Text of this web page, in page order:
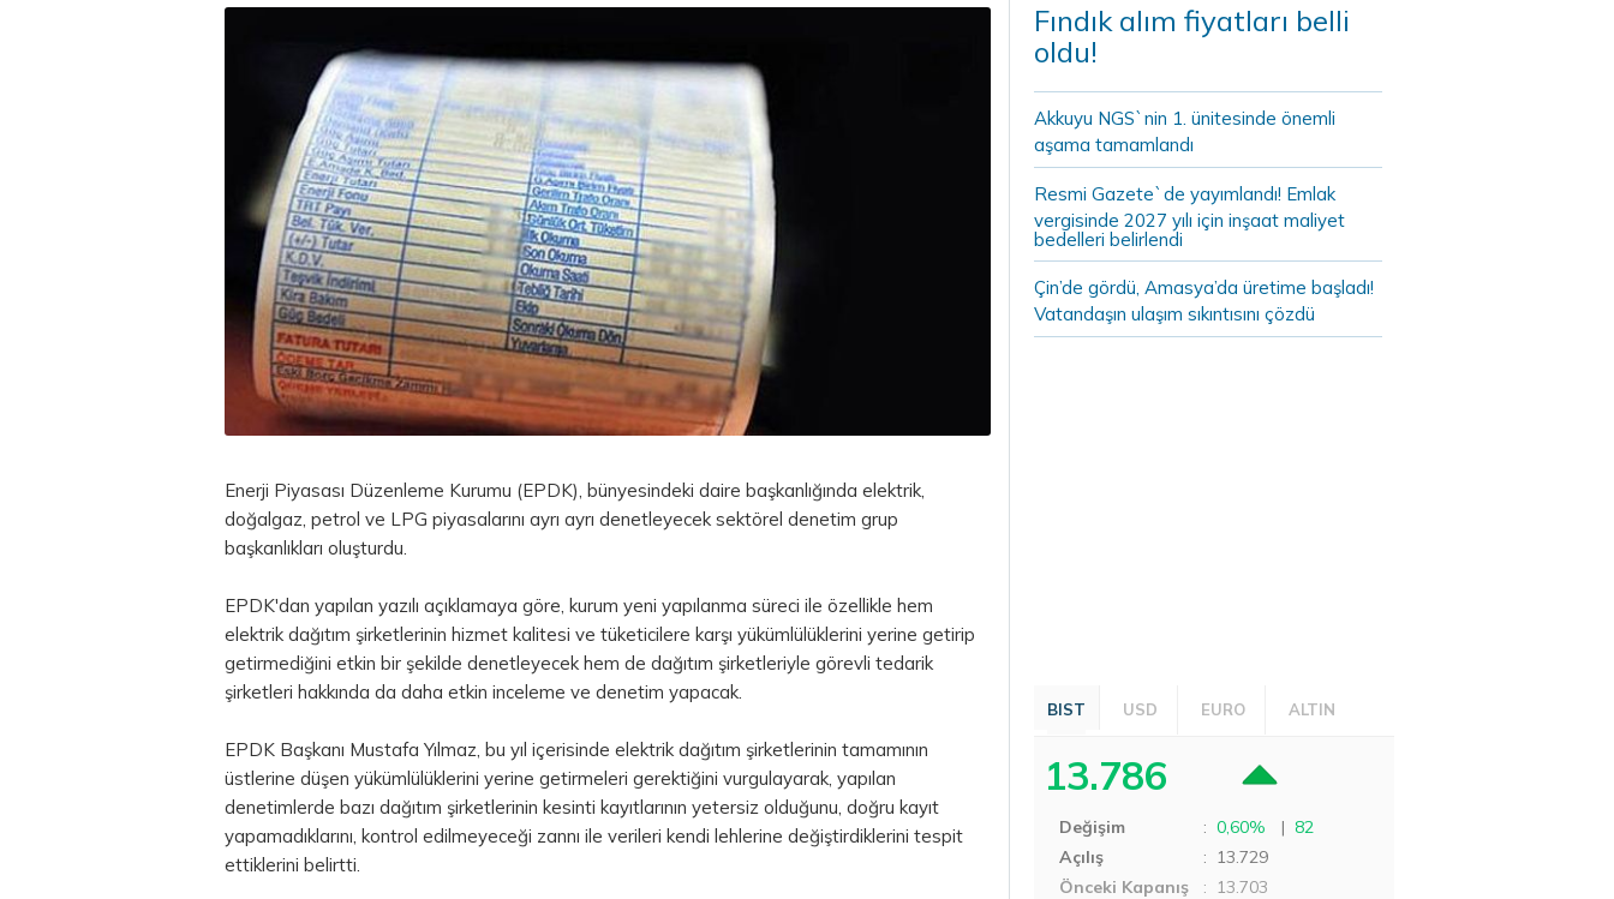
Enerji Piyasası Düzenleme Kurumu (EPDK), bünyesindeki daire başkanlığında elektrik,
doğalgaz, petrol ve LPG piyasalarını ayrı ayrı denetleyecek sektörel denetim grup
başkanlıkları oluşturdu.
EPDK'dan yapılan yazılı açıklamaya göre, kurum yeni yapılanma süreci ile özellikle hem
elektrik dağıtım şirketlerinin hizmet kalitesi ve tüketicilere karşı yükümlülüklerini yerine getirip
getirmediğini etkin bir şekilde denetleyecek hem de dağıtım şirketleriyle görevli tedarik
şirketleri hakkında da daha etkin inceleme ve denetim yapacak.
EPDK Başkanı Mustafa Yılmaz, bu yıl içerisinde elektrik dağıtım şirketlerinin tamamının
üstlerine düşen yükümlülüklerini yerine getirmeleri gerektiğini vurgulayarak, yapılan
denetimlerde bazı dağıtım şirketlerinin kesinti kayıtlarının yetersiz olduğunu, doğru kayıt
yapamadıklarını, kontrol edilmeyeceği zannı ile verileri kendi lehlerine değiştirdiklerini tespit
ettiklerini belirtti.
Fındık alım fiyatları belli
oldu!
Akkuyu NGS`nin 1. ünitesinde önemli
aşama tamamlandı
Resmi Gazete`de yayımlandı! Emlak
vergisinde 2027 yılı için inşaat maliyet
bedelleri belirlendi
Çin’de gördü, Amasya’da üretime başladı!
Vatandaşın ulaşım sıkıntısını çözdü
BIST USD EURO ALTIN
13.786
Değişim : 0,60% | 82
Açılış
: 13.729
Önceki Kapanış
: 13.703